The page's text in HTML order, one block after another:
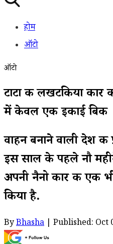
होम
ऑटो
ऑटो
टाटा की लखटकिया कार
में केवल एक इकाई बिकी
वाहन बनाने वाली देश की
इस साल के पहले नौ
अपनी नैनो कार की एक
किया है.
ByBhasha | Published: Oct